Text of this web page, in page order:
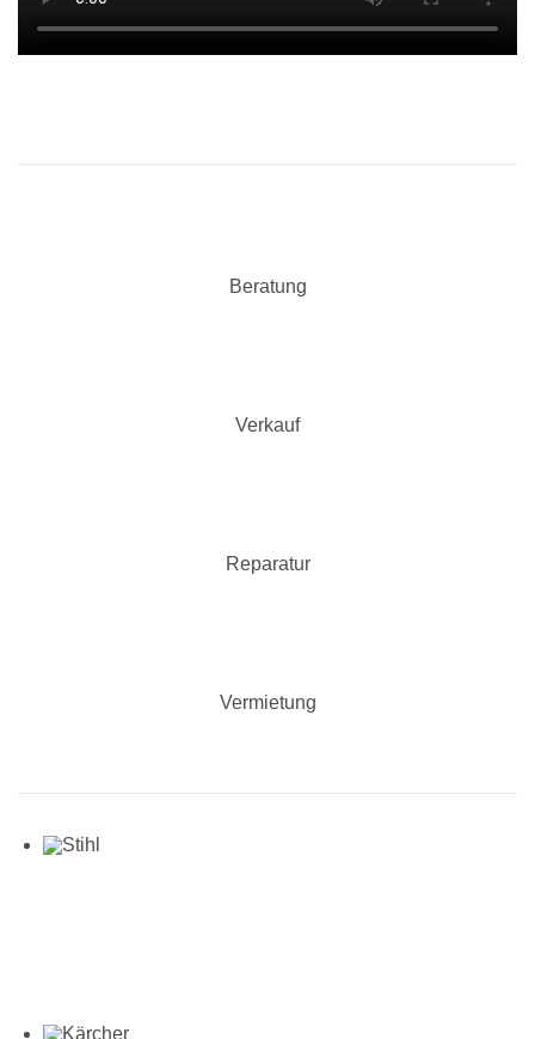
Beratung
Verkauf
Reparatur
Vermietung